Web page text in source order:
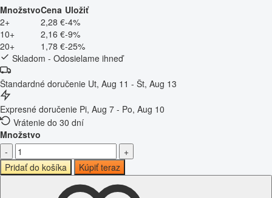
MnožstvoCena Uložiť
2+
2,28 €-4%
10+
2,16 €-9%
20+
1,78 €-25%
Skladom - Odosielame ihneď
Štandardné doručenie Ut, Aug 11 - Št, Aug 13
Expresné doručenie Pi, Aug 7 - Po, Aug 10
Vrátenie do 30 dní
Množstvo
-
+
Pridať do košíka
Kúpiť teraz